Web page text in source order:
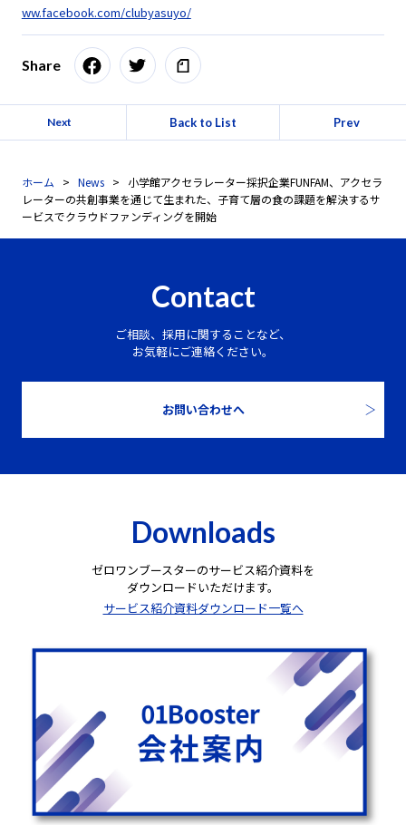
ww.facebook.com/clubyasuyo/
Share
Next Back to List Prev
ホーム News
小学館アクセラレーター採択企業FUNFAM、アクセラ
レーターの共創事業を通じて生まれた、子育て層の食の課題を解決するサ
ービスでクラウドファンディングを開始
Contact
ご相談、採用に関することなど、
お気軽にご連絡ください。
お問い合わせへ
Downloads
ゼロワンブースターのサービス紹介資料を
ダウンロードいただけます。
サービス紹介資料ダウンロード一覧へ